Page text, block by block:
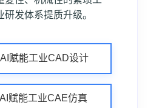
发体系提质升级。
赋能工业CAD设计
赋能工业CAE仿真